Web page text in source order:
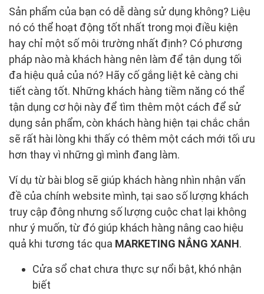
Sản phẩm của bạn có dễ dàng sử dụng không? Liệu
nó có thể hoạt động tốt nhất trong mọi điều kiện
hay chỉ một số môi trường nhất định? Có phương
pháp nào mà khách hàng nên làm để tận dụng tối
đa hiệu quả của nó? Hãy cố gắng liệt kê càng chi
tiết càng tốt. Những khách hàng tiềm năng có thể
tận dụng cơ hội này để tìm thêm một cách để sử
dụng sản phẩm, còn khách hàng hiện tại chắc chắn
sẽ rất hài lòng khi thấy có thêm một cách mới tối ưu
hơn thay vì những gì mình đang làm.
Ví dụ từ bài blog sẽ giúp khách hàng nhìn nhận vấn
đề của chính website mình, tại sao số lượng khách
truy cập đông nhưng số lượng cuộc chat lại không
như ý muốn, từ đó giúp khách hàng nâng cao hiệu
quả khi tương tác qua MARKETING NẮNG XANH.
Cửa sổ chat chưa thực sự nổi bật, khó nhận
biết